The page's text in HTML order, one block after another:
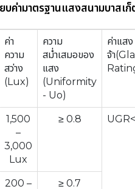
บค่ามาตรฐานแสงสนามบาสเ
ค่า
ความ
สว่าง
(Lux)
ความ
สม่ำเสมอของ
แสง
(Uniformity
- Uo)
ค่าแสง
จ้า(
1,500
–
3,000
Lux
≥ 0.8
200 –
≥ 0.7